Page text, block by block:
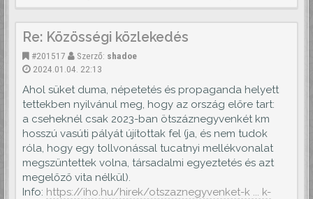
Re: Közösségi közlekedés
#201517 Szerző: shadoe
2024.01.04. 22:13
Ahol süket duma, népetetés és propaganda helyett
tettekben nyilvánul meg, hogy az ország előre tart:
a cseheknél csak 2023-ban ötszáznegyvenkét km
hosszú vasúti pályát újítottak fel (ja, és nem tudok
róla, hogy egy tollvonással tucatnyi mellékvonalat
megszüntettek volna, társadalmi egyeztetés és azt
megelőző vita nélkül).
Info: https://iho.hu/hirek/otszaznegyvenket-k ... k-